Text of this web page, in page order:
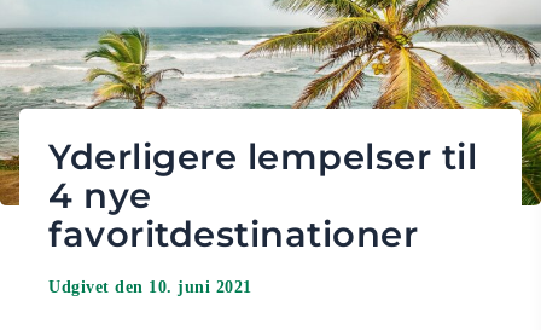
Yderligere lempelser til
4 nye
favoritdestinationer
Udgivet den 10. juni 2021